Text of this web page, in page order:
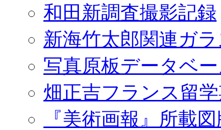
和田新調査撮影記録
新海竹太郎関連ガ
写真原板データベ
畑正吉フランス留
『美術画報』所載